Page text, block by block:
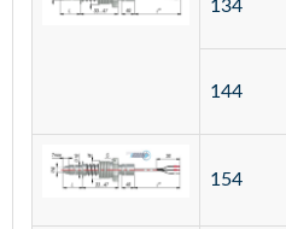
134
144
154